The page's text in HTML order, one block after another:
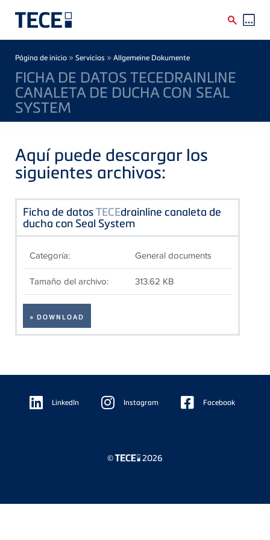
Breadcrumb
Página de inicio » Servicios » Allgemeine Dokumente
FICHA DE DATOS TECEDRAINLINE
CANALETA DE DUCHA CON SEAL
SYSTEM
Aquí puede descargar los
siguientes archivos:
Ficha de datosTECEdrainline canaleta de
ducha con Seal System
Categoría: General documents
Tamaño del archivo: 313.62 KB
» DOWNLOAD
Floating
Sidebar LinkedIn Instagram Facebook
© 2026